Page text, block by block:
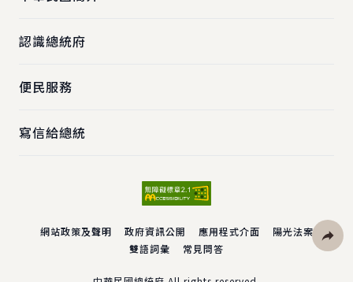
認識總統府
便民服務
寫信給總統
網站政策及聲明 政府資訊公開 應用程式介面
陽光法案
雙語詞彙
常見問答